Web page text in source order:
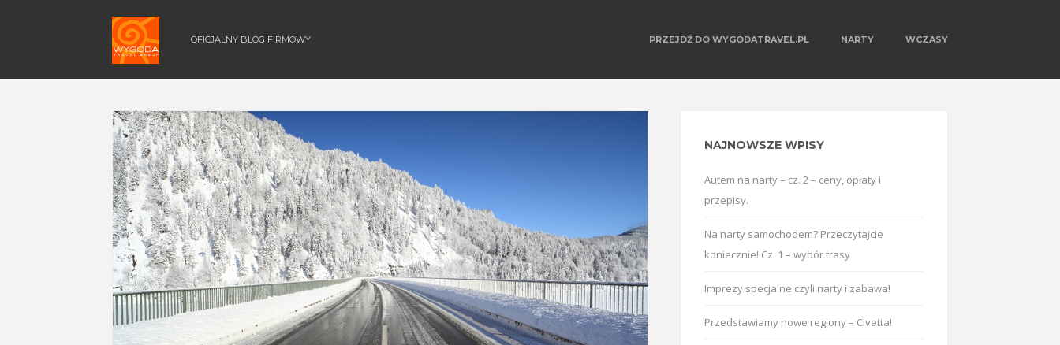
OFICJALNY BLOG FIRMOWY PRZEJDŹ DO WYGODATRAVEL.PL NARTY WCZASY
NAJNOWSZE WPISY
Autem na narty – cz. 2 – ceny, opłaty i
przepisy.
Na narty samochodem? Przeczytajcie
koniecznie! Cz. 1 – wybór trasy
Imprezy specjalne czyli narty i zabawa!
Przedstawiamy nowe regiony – Civetta!